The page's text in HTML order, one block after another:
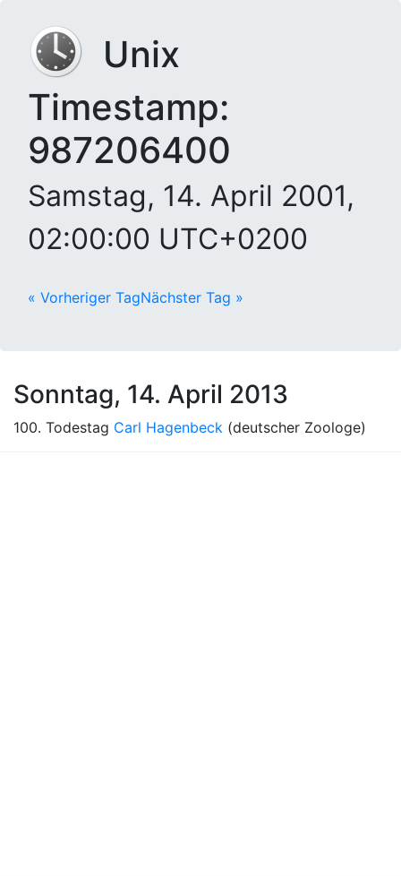
Unix
Timestamp:
987206400
Samstag, 14. April 2001,
02:00:00 UTC+0200
« Vorheriger TagNächster Tag »
Sonntag, 14. April 2013
100. Todestag Carl Hagenbeck (deutscher Zoologe)